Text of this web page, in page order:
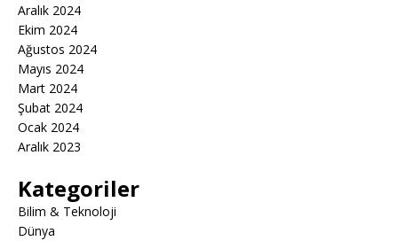
Aralık 2024
Ekim 2024
Ağustos 2024
Mayıs 2024
Mart 2024
Şubat 2024
Ocak 2024
Aralık 2023
Kategoriler
Bilim & Teknoloji
Dünya